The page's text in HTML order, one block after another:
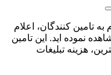
تامین کنندگان، اعلام
نموده اید. این تامین
هزینه تبلیغات